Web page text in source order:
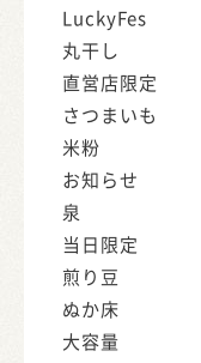
LuckyFes
丸干し
直営店限定
さつまいも
米粉
お知らせ
泉
当日限定
煎り豆
ぬか床
大容量